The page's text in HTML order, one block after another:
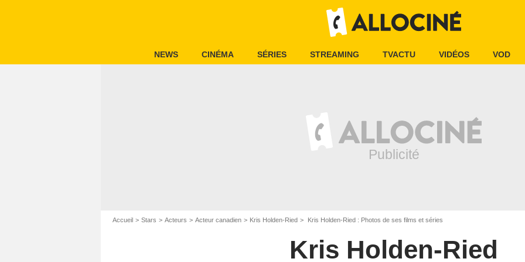
NEWS CINÉMA SÉRIES STREAMING TVACTU VIDÉOS VOD
Accueil Stars Acteurs Acteur canadien Kris Holden-Ried Kris Holden-Ried : Photos de ses films et séries
Kris Holden-Ried